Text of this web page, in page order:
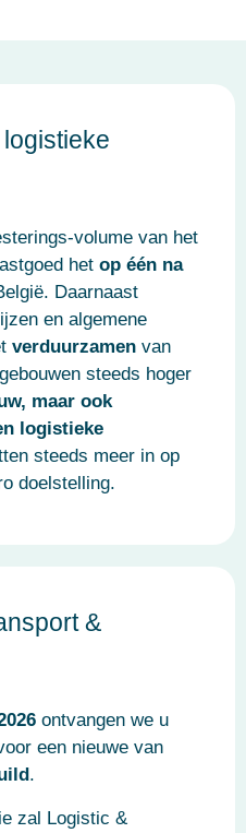
volume van het
het op één na
Daarnaast
en algemene
verduurzamen van
steeds hoger
maar ook
logistieke
steeds meer in op
doelstelling.
&
ontvangen we u
een nieuwe van
.
zal Logistic &